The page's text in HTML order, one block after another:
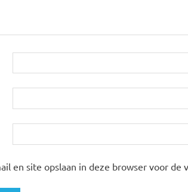
en site opslaan in deze browser voor de